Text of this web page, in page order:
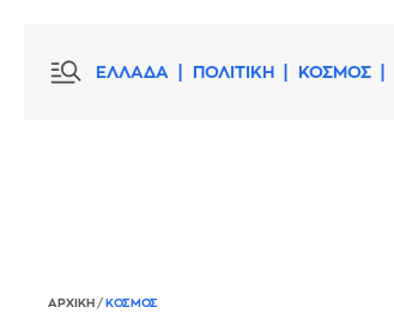
ΕΛΛΑΔΑ ΠΟΛΙΤΙΚΗ ΚΟΣΜΟΣ
ΑΡΧΙΚΗ / ΚΟΣΜΟΣ